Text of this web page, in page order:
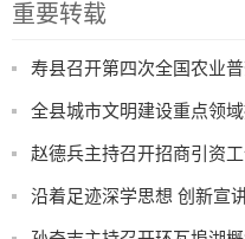
重要转载
寿县召开第四次全国农业
全县城市文明建设重点领
赵德兵主持召开招商引资
沿着足迹深学思想 创新宣